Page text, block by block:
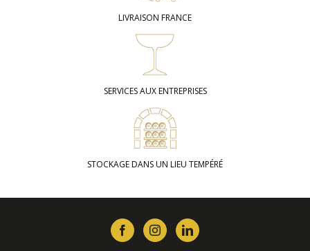
LIVRAISON FRANCE
SERVICES AUX ENTREPRISES
STOCKAGE DANS UN LIEU TEMPÉRÉ